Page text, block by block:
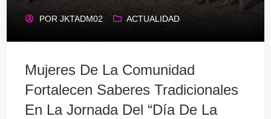
PORJKTADM02 ACTUALIDAD
Mujeres De La Comunidad
Fortalecen Saberes Tradicionales
En La Jornada Del “Día De La